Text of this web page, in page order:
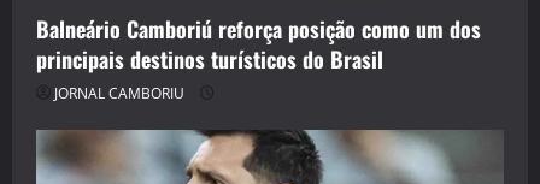
Balneário Camboriú reforça posição como um dos
principais destinos turísticos do Brasil
JORNAL CAMBORIU